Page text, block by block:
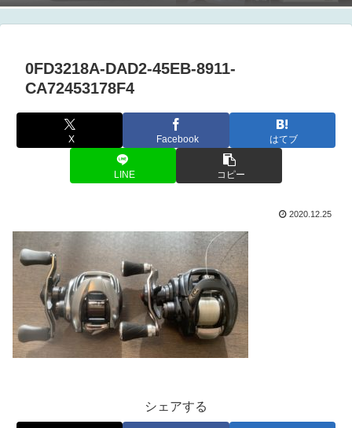
0FD3218A-DAD2-45EB-8911-
CA72453178F4
X Facebook はてブ
LINE コピー
2020.12.25
シェアする